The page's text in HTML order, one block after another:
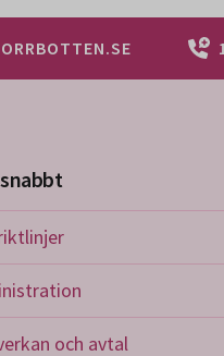
och avtal